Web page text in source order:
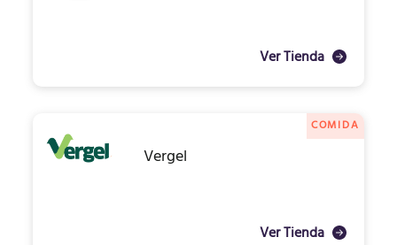
Ver Tienda
COMIDA
Vergel
Ver Tienda